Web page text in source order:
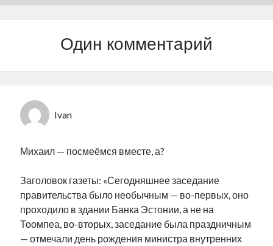
Один комментарий
Ivan
Михаил — посмеёмся вместе, а?
Заголовок газеты: «Сегодняшнее заседание
правительства было необычным — во-первых, оно
проходило в здании Банка Эстонии, а не на
Тоомпеа, во-вторых, заседание была праздничным
— отмечали день рождения министра внутренних